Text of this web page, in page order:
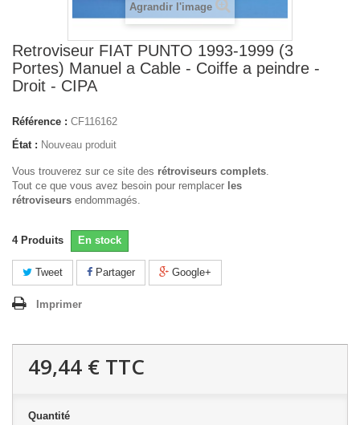
Agrandir l'image
Retroviseur FIAT PUNTO 1993-1999 (3
Portes) Manuel a Cable - Coiffe a peindre -
Droit - CIPA
Référence : CF116162
État : Nouveau produit
Vous trouverez sur ce site des rétroviseurs complets.
Tout ce que vous avez besoin pour remplacer les
rétroviseurs endommagés.
4 Produits En stock
Tweet Partager Google+
Imprimer
49,44 € TTC
Quantité